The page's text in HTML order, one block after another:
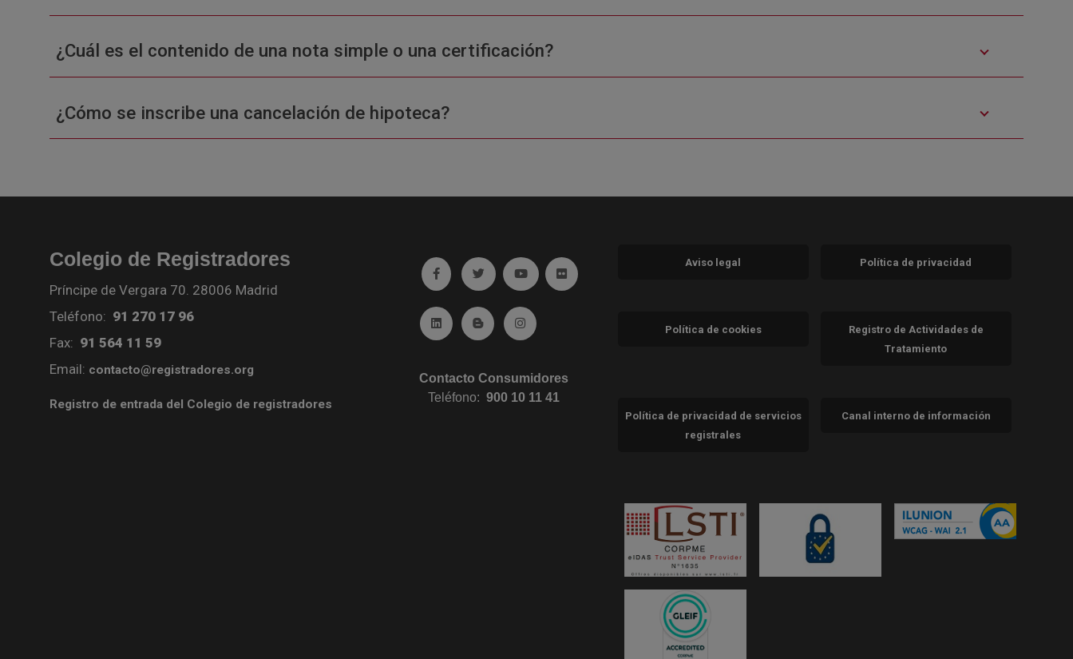
¿Cuál es el contenido de una nota simple o una certificación?
¿Cómo se inscribe una cancelación de hipoteca?
Colegio de Registradores
Príncipe de Vergara 70. 28006 Madrid
Teléfono: 91 270 17 96
Fax: 91 564 11 59
Email: contacto@registradores.org
Registro de entrada del Colegio de registradores
Ir a facebook (abre en ventana nueva)
Ir a twitter (abre en ventana nueva)
Ir a YouTube (abre en ventana nueva)
Ir a Flickr (abre en ventana nueva)
Ir a Linkedin (abre en ventana nueva)
Ir al Blog (abre en ventana nueva)
Ir a Instagram (abre en ventana nueva)
Contacto Consumidores
Teléfono:900 10 11 41
Aviso legal Política de privacidad
Política de cookies
Registro de Actividades de
Tratamiento
Política de privacidad de servicios
registrales
Canal interno de información